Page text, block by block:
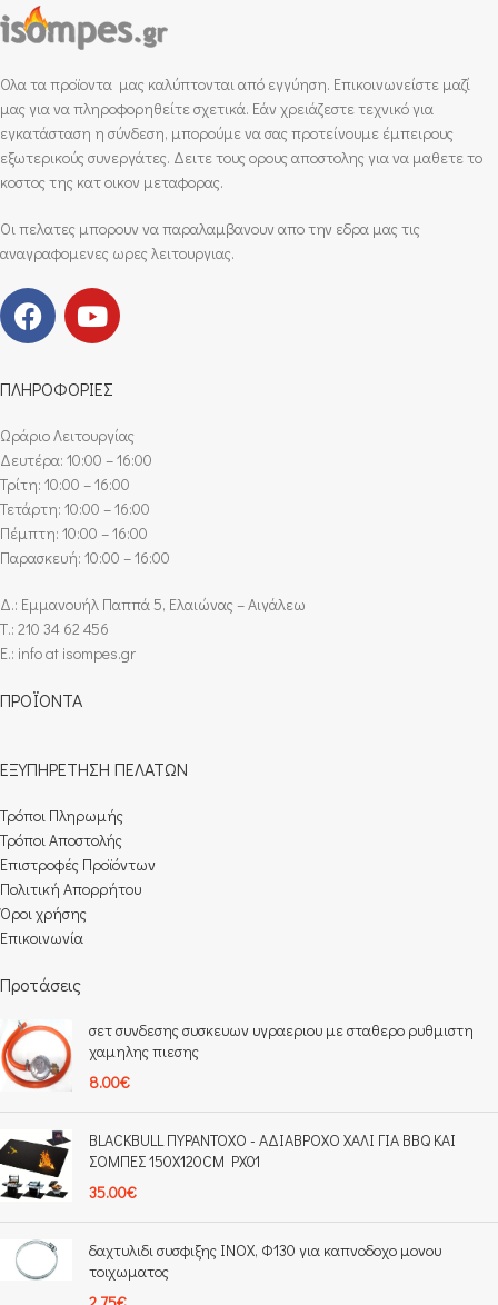
Ολα τα προϊοντα μας καλύπτονται από εγγύηση. Επικοινωνείστε μαζί
μας για να πληροφορηθείτε σχετικά. Εάν χρειάζεστε τεχνικό για
εγκατάσταση η σύνδεση, μπορούμε να σας προτείνουμε έμπειρους
εξωτερικούς συνεργάτες. Δειτε τους ορους αποστολης για να μαθετε το
κοστος της κατ οικον μεταφορας.
Οι πελατες μπορουν να παραλαμβανουν απο την εδρα μας τις
αναγραφομενες ωρες λειτουργιας.
ΠΛΗΡΟΦΟΡΙΕΣ
Ωράριο Λειτουργίας
Δευτέρα: 10:00 – 16:00
Τρίτη: 10:00 – 16:00
Τετάρτη: 10:00 – 16:00
Πέμπτη: 10:00 – 16:00
Παρασκευή: 10:00 – 16:00
Δ.: Εμμανουήλ Παππά 5, Ελαιώνας – Αιγάλεω
Τ.: 210 34 62 456
E.: info at isompes.gr
ΠΡΟΪΟΝΤΑ
ΕΞΥΠΗΡΕΤΗΣΗ ΠΕΛΑΤΩΝ
Τρόποι Πληρωμής​
Τρόποι Αποστολής
Επιστροφές Προϊόντων
Πολιτική Απορρήτου
Όροι χρήσης
Επικοινωνία
Προτάσεις
σετ συνδεσης συσκευων υγραεριου με σταθερο ρυθμιστη
χαμηλης πιεσης
8.00€
BLACKBULL ΠΥΡΑΝΤΟΧΟ - ΑΔΙΑΒΡΟΧΟ ΧΑΛΙ ΓΙΑ BBQ ΚΑΙ
ΣΟΜΠΕΣ 150Χ120CM PX01
35.00€
δαχτυλιδι συσφιξης INOX, Φ130 για καπνοδοχο μονου
τοιχωματος